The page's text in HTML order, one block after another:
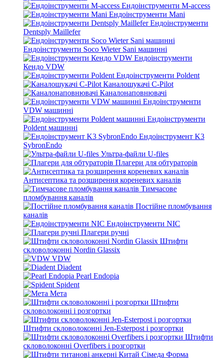
Ендоінструменти M-access
Ендоінструменти Mani
Ендоінструменти
Dentsply Maillefer
Ендоінструменти Soco Wieter Sani машинні
Ендоінструменти
Кендо VDW
Ендоінструменти Poldent
Каналошукачі C-Pilot
Каналонаповнювачі
Ендоінструменти
VDW машинні
Ендоінструменти
Poldent машинні
Ендоінструмент K3
SybronEndo
Ультра-файли U-files
Плагери для обтураторів
Антисептика та розширення кореневих каналів
Тимчасове
пломбування каналів
Постійне пломбування
каналів
Ендоінструменти NIC
Плагери ручні
Штифти
скловолоконні Nordin Glassix
VDW
Diadent
Pearl Endopia
Spident
Мета
Штифти
скловолоконні і розгортки
Штифти скловолоконні Jen-Esterpost і розгортки
Штифти
скловолоконні Overfibers і розгортки